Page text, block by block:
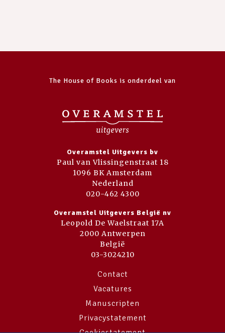
The House of Books is onderdeel van
Overamstel Uitgevers bv
Paul van Vlissingenstraat 18
1096 BK Amsterdam
Nederland
020-462 4300
Overamstel Uitgevers België nv
Leopold De Waelstraat 17A
2000 Antwerpen
België
03-3024210
Contact
Vacatures
Manuscripten
Privacystatement